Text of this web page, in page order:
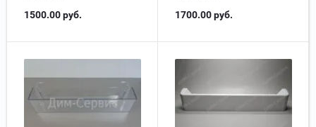
1500.00руб. 1700.00руб.